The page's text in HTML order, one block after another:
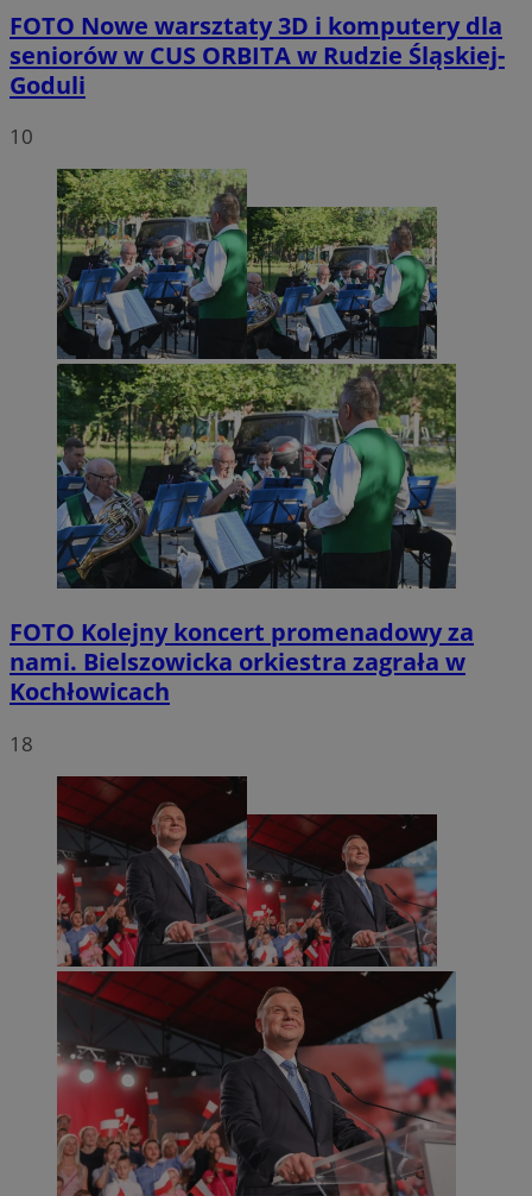
FOTO Nowe warsztaty 3D i komputery dla
seniorów w CUS ORBITA w Rudzie Śląskiej-
Goduli
10
FOTO Kolejny koncert promenadowy za
nami. Bielszowicka orkiestra zagrała w
Kochłowicach
18